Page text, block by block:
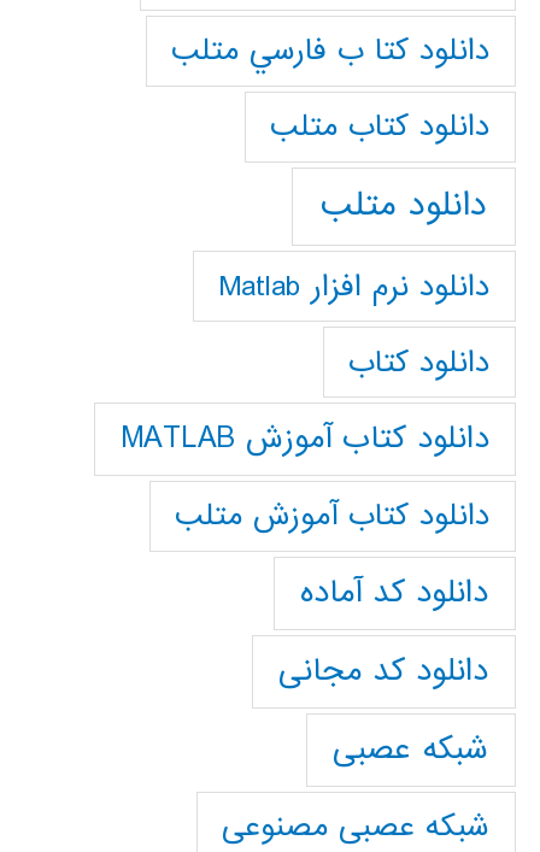
دانلود كتا ب فارسي متلب
دانلود كتاب متلب
دانلود متلب
دانلود نرم افزار Matlab
دانلود کتاب
دانلود کتاب آموزش MATLAB
دانلود کتاب آموزش متلب
دانلود کد آماده
دانلود کد مجانی
شبکه عصبی
شبکه عصبی مصنوعی